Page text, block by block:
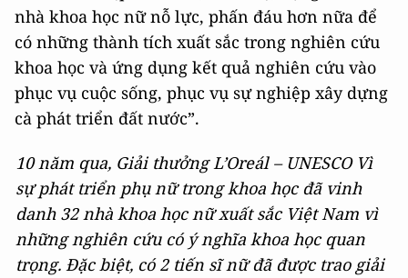
nhà khoa học nữ nỗ lực, phấn đáu hơn nữa để
có những thành tích xuất sắc trong nghiên cứu
khoa học và ứng dụng kết quả nghiên cứu vào
phục vụ cuộc sống, phục vụ sự nghiệp xây dựng
cà phát triển đất nước”.
10 năm qua, Giải thưởng L’Oreál – UNESCO Vì
sự phát triển phụ nữ trong khoa học đã vinh
danh 32 nhà khoa học nữ xuất sắc Việt Nam vì
những nghiên cứu có ý nghĩa khoa học quan
trọng. Đặc biệt, có 2 tiến sĩ nữ đã được trao giải